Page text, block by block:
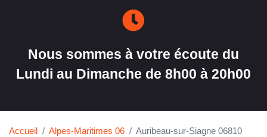
Nous sommes à votre écoute du
Lundi au Dimanche de 8h00 à 20h00
Accueil Alpes-Maritimes 06 Auribeau-sur-Siagne 06810